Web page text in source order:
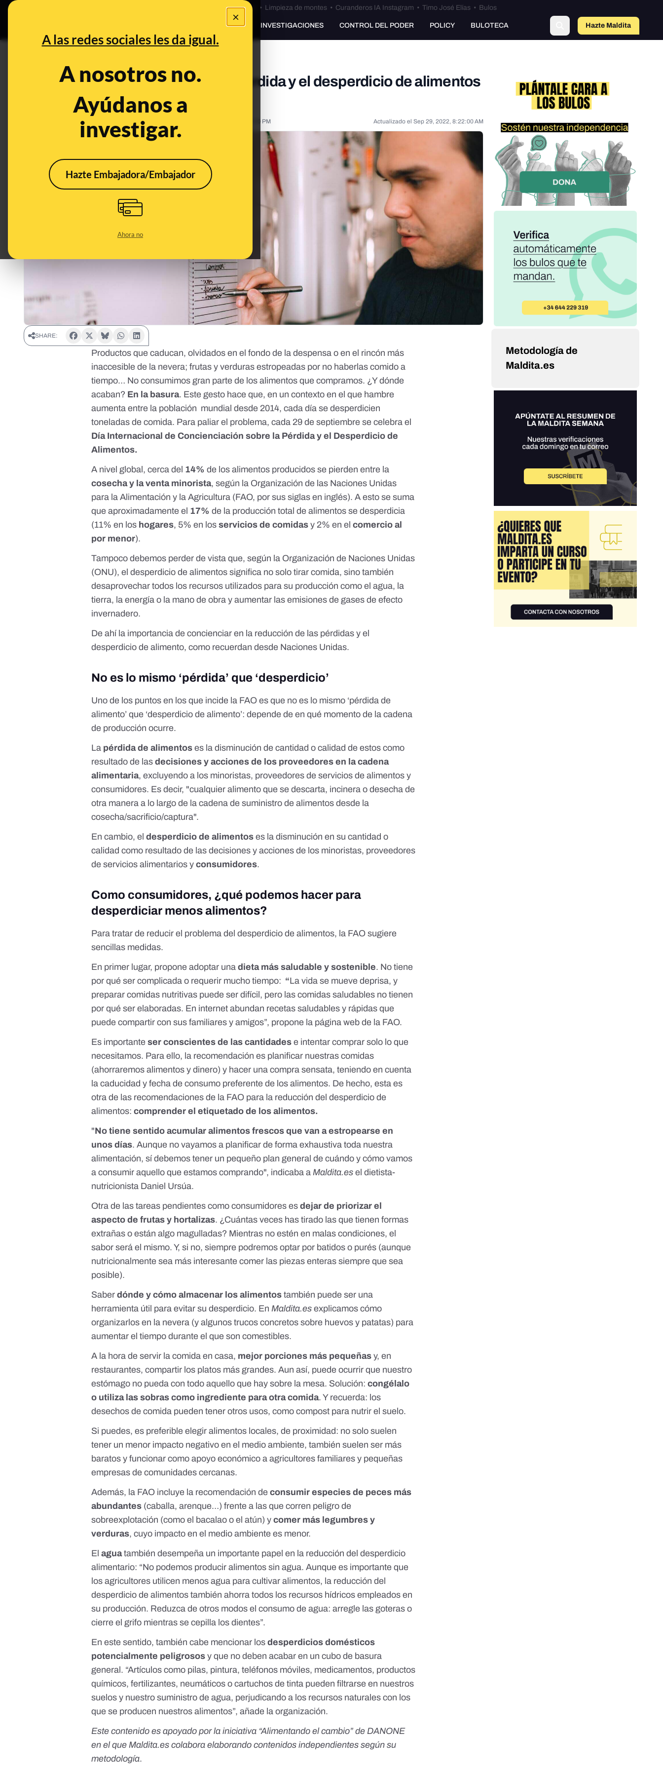
×
A las redes sociales les da igual.
A nosotros no.
Ayúdanos a
investigar.
Hazte Embajadora/Embajador
Ahora no
Bulos Ceuta • Limpieza de montes• Curanderos IA Instagram • Timo José Elías• Bulos
PREBUNKING INVESTIGACIONES CONTROL DEL PODER POLICY BULOTECA Hazte Maldito
Por qué es importante reducir la pérdida y el desperdicio de alimentos
(y cómo hacerlo desde casa)
Sep 28, 2021, 4:39:30 PM Actualizado el Sep 29, 2022, 8:22:00 AM
SHARE:
Productos que caducan, olvidados en el fondo de la despensa o en el rincón más
inaccesible de la nevera; frutas y verduras estropeadas por no haberlas comido a
tiempo… No consumimos gran parte de los alimentos que compramos. ¿Y dónde
acaban? En la basura. Este gesto hace que, en un contexto enel que hambre
aumenta entre la población mundial desde 2014, cada día se desperdicien
toneladas de comida. Para paliar el problema, cada 29 de septiembre se celebra el
Día Internacional de Concienciación sobre la Pérdida y el Desperdicio de
Alimentos.
A nivel global, cerca del 14% de los alimentos producidos se pierden entre la
cosecha y la venta minorista, según la Organización de las Naciones Unidas
para la Alimentación y la Agricultura (FAO, por sus siglas en inglés). A esto se suma
que aproximadamente el 17% de la producción total de alimentos se desperdicia
(11% en los hogares, 5% en losservicios de comidas y 2% en elcomercio al
por menor).
Tampoco debemos perder de vista que, según la Organización de Naciones Unidas
(ONU), el desperdicio de alimentos significa no solo tirar comida, sino también
desaprovechar todos los recursos utilizados para su producción como el agua, la
tierra, la energía o la mano de obra yaumentar las emisiones de gases de efecto
invernadero.
De ahí la importancia de concienciar en la reducción de las pérdidas y el
desperdicio de alimento,como recuerdan desde Naciones Unidas.
No es lo mismo ‘pérdida’ que ‘desperdicio’
Uno de los puntos en los que incide la FAO es que no es lo mismo ‘pérdida de
alimento’ que ‘desperdicio de alimento’: depende de en qué momento de la cadena
de producción ocurre.
La pérdida de alimentos es la disminución de cantidad o calidad de estos como
resultado de lasdecisiones y acciones de los proveedores en la cadena
alimentaria, excluyendo a los minoristas, proveedores de servicios de alimentos y
consumidores. Es decir, "cualquier alimento que se descarta, incinera o desecha de
otra manera a lo largo de la cadena de suministro de alimentos desde la
cosecha/sacrificio/captura".
En cambio, eldesperdicio de alimentos es la disminución en su cantidad o
calidad como resultado de las decisiones y acciones de los minoristas, proveedores
de servicios alimentarios yconsumidores.
Como consumidores, ¿qué podemos hacer para
desperdiciar menos alimentos?
Para tratar de reducir el problema del desperdicio de alimentos, la FAO sugiere
sencillas medidas.
En primer lugar, propone adoptar una dieta más saludable ysostenible. No tiene
por qué ser complicada o requerir mucho tiempo: “La vida se mueve deprisa, y
preparar comidas nutritivas puede ser difícil, pero las comidas saludables no tienen
por qué ser elaboradas. En internet abundan recetas saludables y rápidas que
puede compartir con sus familiares y amigos”, propone la página web de la FAO.
Es importanteser conscientes de las cantidades e intentar comprar solo lo que
necesitamos. Para ello, la recomendación es planificar nuestras comidas
(ahorraremos alimentos y dinero) y hacer una compra sensata, teniendo en cuenta
lacaducidad y fecha de consumo preferente de los alimentos. De hecho, esta es
otra de las recomendaciones de la FAO para la reducción del desperdicio de
alimentos:comprender el etiquetado de los alimentos.
"No tiene sentido acumular alimentos frescos que van a estropearse en
unos días. Aunque no vayamos a planificar de forma exhaustiva toda nuestra
alimentación, sí debemos tener un pequeño plan general de cuándo y cómo vamos
a consumir aquello que estamos comprando", indicaba aMaldita.es el dietista-
nutricionista Daniel Ursúa.
Otra de las tareas pendientes como consumidores esdejar de priorizar el
aspecto de frutas y hortalizas. ¿Cuántas veces has tirado las que tienen formas
extrañas o están algo magulladas? Mientras no estén en malas condiciones, el
sabor será el mismo. Y, si no, siempre podremos optar por batidos o purés (aunque
nutricionalmente sea más interesante comer las piezas enteras siempre que sea
posible).
Saber dónde y cómo almacenar los alimentos también puede ser una
herramienta útil para evitar su desperdicio. EnMaldita.es explicamoscómo
organizarlos en la nevera (y algunos trucos concretos sobre huevos y patatas) para
aumentar el tiempo durante el que son comestibles.
A la hora de servir la comida en casa, mejor porciones más pequeñas y, en
restaurantes, compartir los platos más grandes. Aun así, puede ocurrir que nuestro
estómago no pueda con todo aquello que hay sobre la mesa. Solución:congélalo
o utiliza las sobras como ingrediente para otra comida. Y recuerda: los
desechos de comida pueden tener otros usos, comocompost para nutrir el suelo.
Si puedes, es preferible elegiralimentos locales, de proximidad: no solo suelen
tener un menor impacto negativo en el medio ambiente, también suelen ser más
baratos y funcionar como apoyo económico a agricultores familiares y pequeñas
empresas de comunidades cercanas.
Además, la FAO incluye la recomendación deconsumir especies de peces más
abundantes (caballa, arenque…) frente a las que corren peligro de
sobreexplotación (como el bacalao o el atún) ycomer más legumbres y
verduras, cuyo impacto en el medio ambiente es menor.
Elaguatambién desempeña un importante papel en la reducción del desperdicio
alimentario: “No podemos producir alimentos sin agua. Aunque es importante que
los agricultores utilicen menos agua para cultivar alimentos, la reducción del
desperdicio de alimentos también ahorra todos los recursos hídricos empleados en
su producción. Reduzca de otros modos el consumo de agua: arregle las goteras o
cierre el grifo mientras se cepilla los dientes”.
En este sentido, también cabe mencionar losdesperdicios domésticos
potencialmente peligrosos y que no deben acabar en un cubo de basura
general. “Artículos como pilas, pintura, teléfonos móviles, medicamentos, productos
químicos, fertilizantes, neumáticos o cartuchos de tinta pueden filtrarse en nuestros
suelos y nuestro suministro de agua, perjudicando a los recursos naturales con los
que se producen nuestros alimentos”, añade la organización.
Este contenido es apoyado por la iniciativa “Alimentando el cambio” de DANONE
en el que Maldita.es colabora elaborando contenidos independientes según su
metodología.
Metodología de
Maldita.es